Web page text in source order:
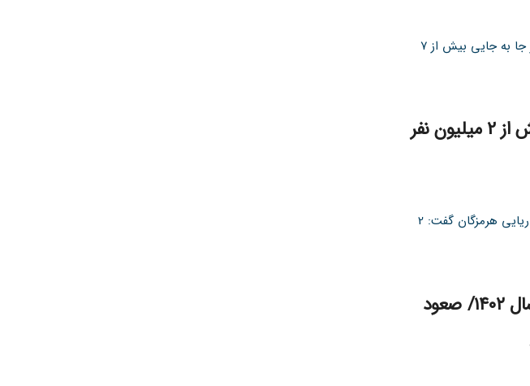
تین نیوز معاون حمل و نقل وزیر راه و شهرسازی از جا به جایی بیش از ۷
شمار سفرهای دریایی هرمزگان به بیش از 2 میلیون نفر
تین نیوز دبیر کمیته خدمات حمل و نقل سفرهای دریایی هرمزگان گفت: 2
رشد ۱۷ درصدی سفرهای دریایی در سال ۱۴۰۲/ صعود